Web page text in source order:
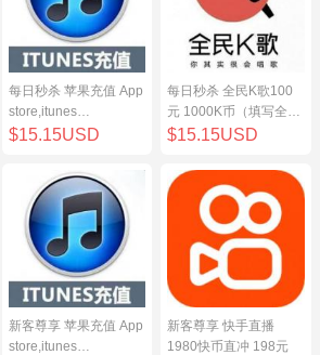
每日秒杀 苹果充值 App
store,itunes
store,iphone,ipad中国
$15.15USD
每日秒杀 全民K歌100
元 1000K币（填写全民
K歌号充值）
$15.15USD
新客尊享 苹果充值 App
store,itunes
新客尊享 快手直播
1980快币直冲 198元